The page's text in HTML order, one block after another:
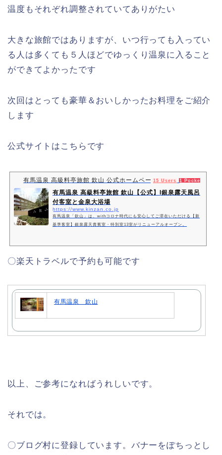
温度もそれぞれ調整されていてありがたい
大きな旅館ではありますが、いつ行っても入ってい
る人は多くても５人ほどでゆっくり温泉に入ること
ができてよかったです
次回はとっても豪華＆おいしかったお料理をご紹介
します
公式サイトはこちらです
有馬温泉 高級料亭旅館 欽山 公式ホームページ15 Users 1 Pocket
有馬温泉 高級料亭旅館 欽山【公式】I銀泉露天風呂
付客室と金泉大浴場
https://www.kinzan.co.jp
有馬温泉「欽山」は、withコロナ時代にも安心してご滞在いただける【新
基準客室】銀泉露天貴賓室・特別室13室がリニューアルオープン。
〇楽天トラベルで予約も可能です
有馬温泉 欽山
以上、ご参考になればうれしいです。
それでは。
〇ブログ村に登録しています。バナーをぽちっとし